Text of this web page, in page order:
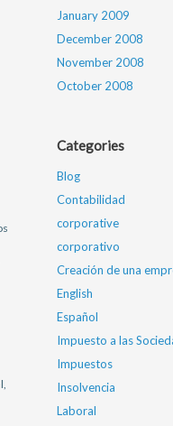
January 2009
December 2008
November 2008
October 2008
Categories
Blog
Contabilidad
corporative
corporativo
Creación de una
English
Español
Impuesto a las
Impuestos
Insolvencia
Laboral